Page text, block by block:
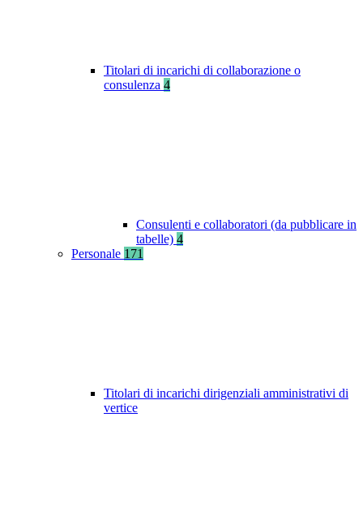
Titolari di incarichi di collaborazione o
consulenza 4
Consulenti e collaboratori (da pubblicare in
tabelle) 4
Personale 171
Titolari di incarichi dirigenziali amministrativi di
vertice